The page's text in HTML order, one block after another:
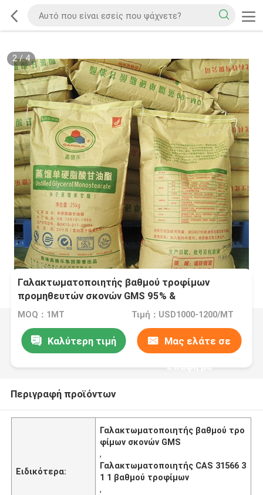
2/4
Γαλακτωματοποιητής βαθμού τροφίμων
προμηθευτών σκονών GMS 95% &
γαλακτωματοποιητής αρτοποιείων
MOQ：1MT Τιμή：USD1000-1200/MT
Καλύτερη τιμή Μας ελάτε σε
επαφή με
Περιγραφή προϊόντων
Ειδικότερα:
Γαλακτωματοποιητής βαθμού τρο
φίμων σκονών GMS
,
Γαλακτωματοποιητής CAS 31566 3
1 1 βαθμού τροφίμων
,